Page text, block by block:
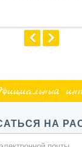
НА